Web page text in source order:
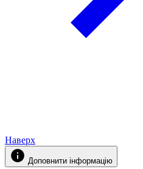
Наверх
Доповнити інформацію